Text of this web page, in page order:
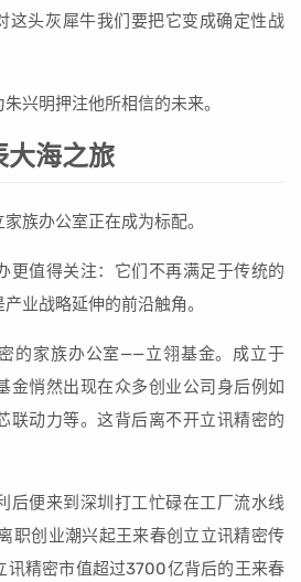
这头灰犀牛我们要把它变成确定性战
兴明押注他所相信的未来。
大海之旅
族办公室正在成为标配。
更值得关注：它们不再满足于传统的
业战略延伸的前沿触角。
的家族办公室——立翎基金。成立于
金悄然出现在众多创业公司身后例如
联动力等。这背后离不开立讯精密的
后便来到深圳打工忙碌在工厂流水线
职创业潮兴起王来春创立立讯精密传
讯精密市值超过3700亿背后的王来春